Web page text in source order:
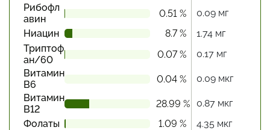
Рибофл
авин
0.51 %
0.09 мг
Ниацин
8.7 %
1.74 мг
Триптоф
ан/60
0.07 %
0.17 мг
Витамин
В6
0.04 %
0.09 мкг
Витамин
В12
28.99 %
0.87 мкг
Фолаты
1.09 %
4.35 мкг